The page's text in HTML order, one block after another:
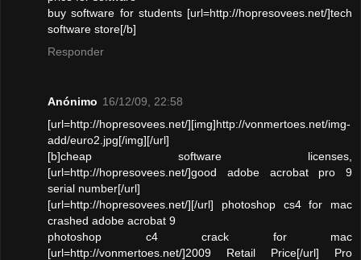
buy software for students [url=http://hopresovees.net/]tech
software store[/b]
Responder
Anónimo 16/12/09, 22:58
[url=http://hopresovees.net/][img]http://vonmertoes.net/img-
add/euro2.jpg[/img][/url]
[b]cheap software licenses,
[url=http://hopresovees.net/]good adobe acrobat pro 9
serial number[/url]
[url=http://hopresovees.net/][/url] photoshop cs4 for mac
crashed adobe acrobat 9
photoshop c4 crack for mac
[url=http://vonmertoes.net/]2009 Retail Price[/url] Pro